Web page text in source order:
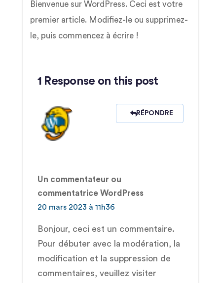
Bienvenue sur WordPress. Ceci est votre
premier article. Modifiez-le ou supprimez-
le, puis commencez à écrire !
1 Response on this post
Un commentateur ou
commentatrice WordPress
20 mars 2023 à 11h36
Bonjour, ceci est un commentaire.
Pour débuter avec la modération, la
modification et la suppression de
commentaires, veuillez visiter
RÉPONDRE